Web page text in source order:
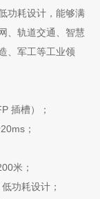
功耗设计，能够满
、轨道交通、智慧
、军工等工业领
插槽）；
；
米；
功耗设计；